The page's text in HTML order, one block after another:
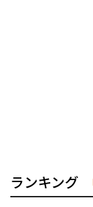
ランキング